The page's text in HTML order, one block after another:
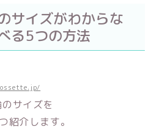
サイズがわからな
る5つの方法
サイズを
紹介します。